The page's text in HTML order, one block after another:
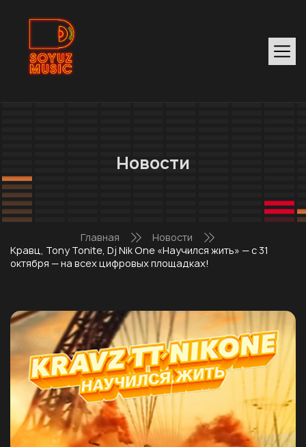
Новости
Главная
Новости
Кравц, Tony Tonite, Dj Nik One «Научился жить» — с 31
октября — на всех цифровых площадках!